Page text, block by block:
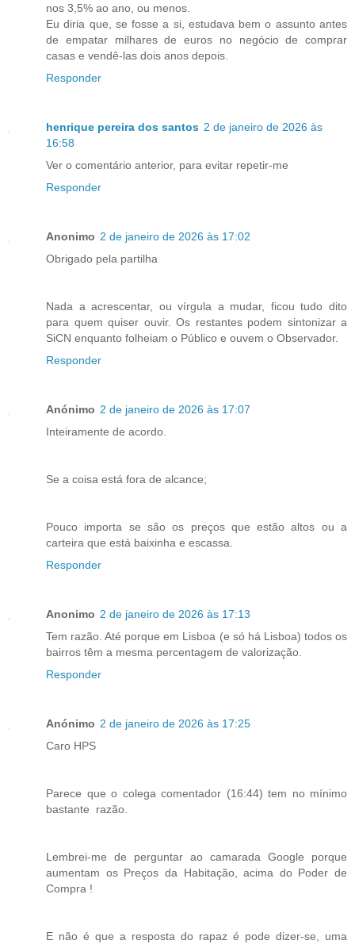
nos 3,5% ao ano, ou menos.
Eu diria que, se fosse a si, estudava bem o assunto antes
de empatar milhares de euros no negócio de comprar
casas e vendê-las dois anos depois.
Responder
henrique pereira dos santos 2 de janeiro de 2026 às
16:58
Ver o comentário anterior, para evitar repetir-me
Responder
Anonimo 2 de janeiro de 2026 às 17:02
Obrigado pela partilha
Nada a acrescentar, ou vírgula a mudar, ficou tudo dito
para quem quiser ouvir. Os restantes podem sintonizar a
SiCN enquanto folheiam o Público e ouvem o Observador.
Responder
Anónimo 2 de janeiro de 2026 às 17:07
Inteiramente de acordo.
Se a coisa está fora de alcance;
Pouco importa se são os preços que estão altos ou a
carteira que está baixinha e escassa.
Responder
Anonimo 2 de janeiro de 2026 às 17:13
Tem razão. Até porque em Lisboa (e só há Lisboa) todos os
bairros têm a mesma percentagem de valorização.
Responder
Anónimo 2 de janeiro de 2026 às 17:25
Caro HPS
Parece que o colega comentador (16:44) tem no mínimo
bastante razão.
Lembrei-me de perguntar ao camarada Google porque
aumentam os Preços da Habitação, acima do Poder de
Compra !
E não é que a resposta do rapaz é pode dizer-se, uma